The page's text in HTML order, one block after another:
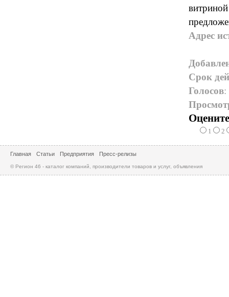
Адрес
Срок
Голосов:
1 2
Главная Статьи Предприятия Пресс-релизы
© Регион 46 - каталог компаний, производители товаров и услуг, объявления